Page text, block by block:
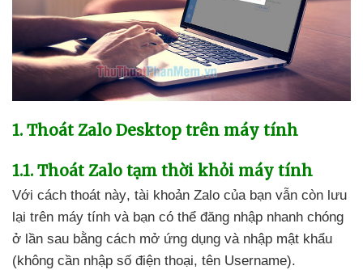
1. Thoát Zalo Desktop trên máy tính
1.1. Thoát Zalo tạm thời khỏi máy tính
Với cách thoát này, tài khoản Zalo của bạn vẫn còn lưu
lại trên máy tính và bạn có thể đăng nhập nhanh chóng
ở lần sau bằng cách mở ứng dụng và nhập mật khẩu
(không cần nhập số điện thoại, tên Username).